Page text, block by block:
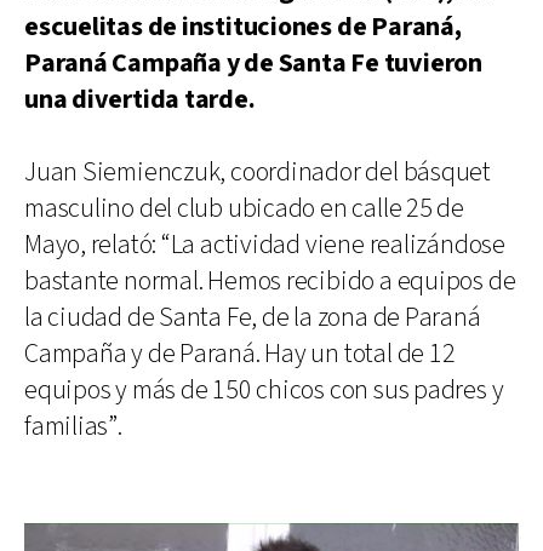
escuelitas de instituciones de Paraná,
Paraná Campaña y de Santa Fe tuvieron
una divertida tarde.
Juan Siemienczuk, coordinador del básquet
masculino del club ubicado en calle 25 de
Mayo, relató: “La actividad viene realizándose
bastante normal. Hemos recibido a equipos de
la ciudad de Santa Fe, de la zona de Paraná
Campaña y de Paraná. Hay un total de 12
equipos y más de 150 chicos con sus padres y
familias”.